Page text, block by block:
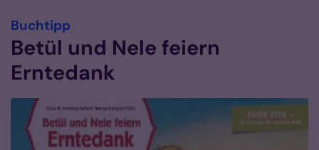
Buchtipp
Betül und Nele feiern
Erntedank